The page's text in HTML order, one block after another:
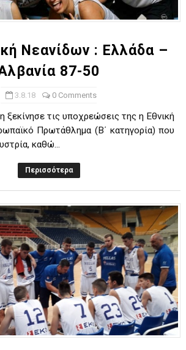
ΕΛΛΗΝΙΚΟ ΜΠΑΣΚΕΤ : 39Η ΕΠΕΤΕΙΟΣ ΑΠΟ
29ο τελικό κυπέλλου ανδρών ΕΣΚΑΝΑ
για τον Πανελευσινιακό στον
: "Σκληρό" καρύδι η Φιλία Περάματος
Β φάση Στο f4 ΑΕ Ρέντη, Πέρα , Ερμής
Νεανίδων : Ελλάδα –
87-50
3.8.18 0 Comments
ξεκίνησε τις υποχρεώσεις της η Εθνική
Πρωτάθλημα (Β΄ κατηγορία) που
καθώ...
Περισσότερα